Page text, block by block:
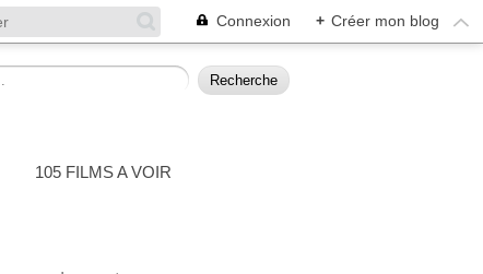
Connexion + Créer mon blog
105 FILMS A VOIR